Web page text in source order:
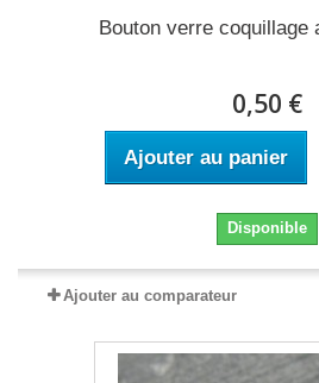
Bouton verre coquillage
0,50 €
Ajouter au panier
Disponible
Ajouter au comparateur